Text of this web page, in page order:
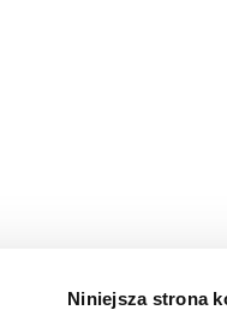
Niniejsza strona